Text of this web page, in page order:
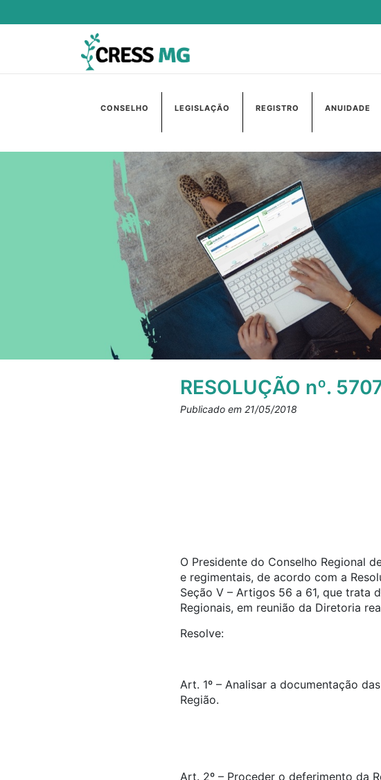
CONSELHO LEGISLAÇÃO REGISTRO ANUIDADE
RESOLUÇÃO nº.
Publicado em 21/05/2018
O Presidente do Conselho Regional
e regimentais, de acordo com a
Seção V – Artigos 56 a 61, que trata
Regionais, em reunião da Diretoria
Resolve:
Art. 1º – Analisar a documentação
Região.
Art. 2º – Proceder o deferimento da